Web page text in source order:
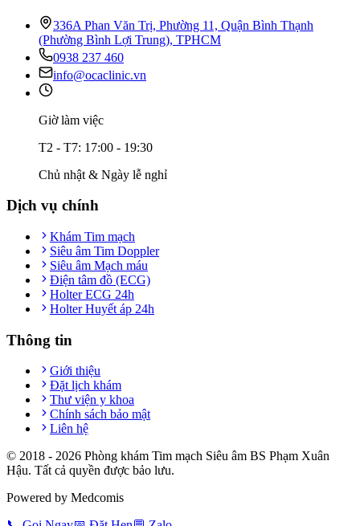
336A Phan Văn Trị, Phường 11, Quận Bình Thạnh
(Phường Bình Lợi Trung), TPHCM
0938 237 460
info@ocaclinic.vn
Giờ làm việc
T2 - T7: 17:00 - 19:30
Chủ nhật & Ngày lễ nghỉ
Dịch vụ chính
Khám Tim mạch
Siêu âm Tim Doppler
Siêu âm Mạch máu
Điện tâm đồ (ECG)
Holter ECG 24h
Holter Huyết áp 24h
Thông tin
Giới thiệu
Đặt lịch khám
Thư viện y khoa
Chính sách bảo mật
Liên hệ
© 2018 - 2026 Phòng khám Tim mạch Siêu âm BS Phạm Xuân
Hậu. Tất cả quyền được bảo lưu.
Powered by Medcomis